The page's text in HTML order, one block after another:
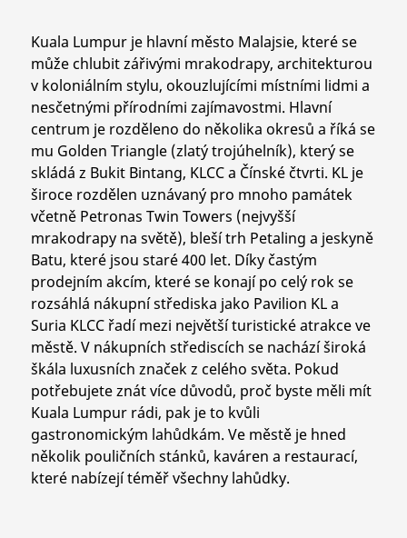
Kuala Lumpur je hlavní město Malajsie, které se
může chlubit zářivými mrakodrapy, architekturou
v koloniálním stylu, okouzlujícími místními lidmi a
nesčetnými přírodními zajímavostmi. Hlavní
centrum je rozděleno do několika okresů a říká se
mu Golden Triangle (zlatý trojúhelník), který se
skládá z Bukit Bintang, KLCC a Čínské čtvrti. KL je
široce rozdělen uznávaný pro mnoho památek
včetně Petronas Twin Towers (nejvyšší
mrakodrapy na světě), bleší trh Petaling a jeskyně
Batu, které jsou staré 400 let. Díky častým
prodejním akcím, které se konají po celý rok se
rozsáhlá nákupní střediska jako Pavilion KL a
Suria KLCC řadí mezi největší turistické atrakce ve
městě. V nákupních střediscích se nachází široká
škála luxusních značek z celého světa. Pokud
potřebujete znát více důvodů, proč byste měli mít
Kuala Lumpur rádi, pak je to kvůli
gastronomickým lahůdkám. Ve městě je hned
několik pouličních stánků, kaváren a restaurací,
které nabízejí téměř všechny lahůdky.